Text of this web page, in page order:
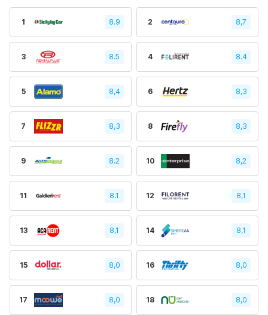
1 8.9 2 8,7
3 8.5 4 8.4
5 8,4 6 8,3
7 8,3 8 8,3
9 8.2 10 8,2
11 8.1 12 8,1
13 8,1 14 8,1
15 8,0 16 8,0
17 8,0 18 8,0